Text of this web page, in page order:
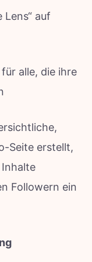
Lens“ auf
alle, die ihre
Seite erstellt,
Followern ein